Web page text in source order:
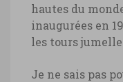
hautes du
inaugurées en
les tours
Je ne sais pas